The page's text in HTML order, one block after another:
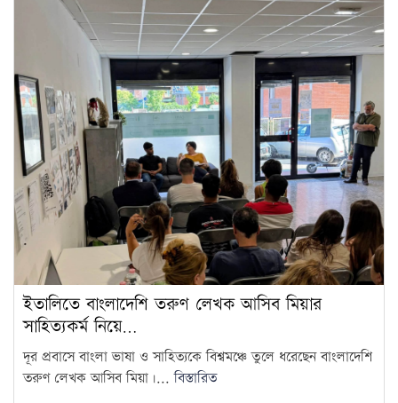
ইতালিতে বাংলাদেশি তরুণ লেখক আসিব মিয়ার
সাহিত্যকর্ম নিয়ে…
দূর প্রবাসে বাংলা ভাষা ও সাহিত্যকে বিশ্বমঞ্চে তুলে ধরেছেন বাংলাদেশি
তরুণ লেখক আসিব মিয়া।...বিস্তারিত